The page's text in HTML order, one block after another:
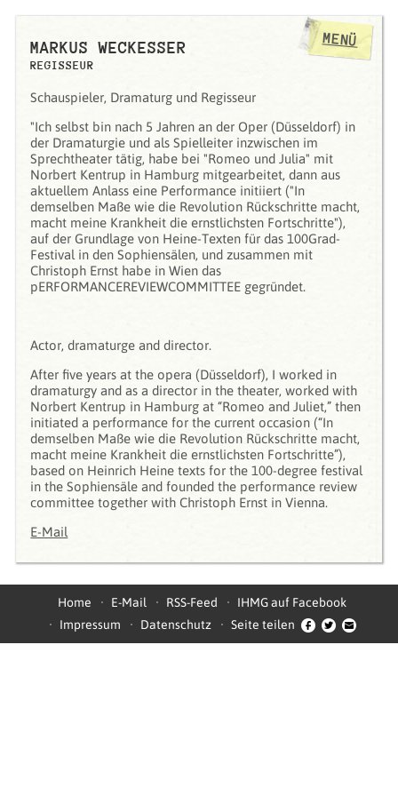
MARKUS WECKESSER
REGISSEUR
Schauspieler, Dramaturg und Regisseur
"Ich selbst bin nach 5 Jahren an der Oper (Düsseldorf) in
der Dramaturgie und als Spielleiter inzwischen im
Sprechtheater tätig, habe bei "Romeo und Julia" mit
Norbert Kentrup in Hamburg mitgearbeitet, dann aus
aktuellem Anlass eine Performance initiiert ("In
demselben Maße wie die Revolution Rückschritte macht,
macht meine Krankheit die ernstlichsten Fortschritte"),
auf der Grundlage von Heine-Texten für das 100Grad-
Festival in den Sophiensälen, und zusammen mit
Christoph Ernst habe in Wien das
pERFORMANCEREVIEWCOMMITTEE gegründet.
Actor, dramaturge and director.
After five years at the opera (Düsseldorf), I worked in
dramaturgy and as a director in the theater, worked with
Norbert Kentrup in Hamburg at “Romeo and Juliet,” then
initiated a performance for the current occasion (“In
demselben Maße wie die Revolution Rückschritte macht,
macht meine Krankheit die ernstlichsten Fortschritte”),
based on Heinrich Heine texts for the 100-degree festival
in the Sophiensäle and founded the performance review
committee together with Christoph Ernst in Vienna.
E-Mail
MENÜ
Home E-Mail RSS-Feed
IHMG auf Facebook
Impressum
Datenschutz Seite teilen